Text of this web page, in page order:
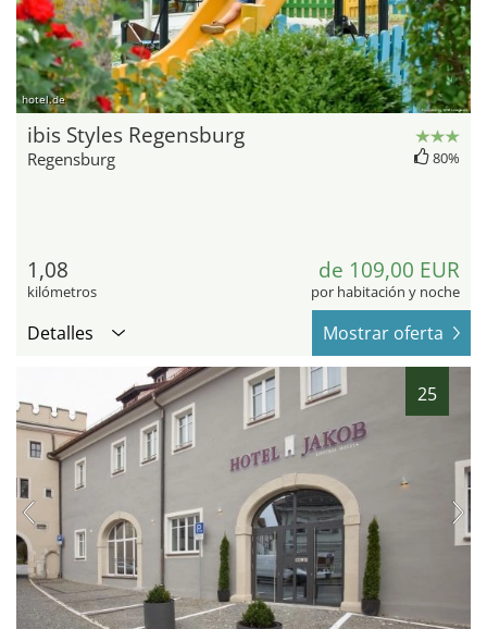
hotel.de
ibis Styles Regensburg
Regensburg 80%
1,08
kilómetros
de 109,00 EUR
por habitación y noche
Detalles Mostrar oferta
25